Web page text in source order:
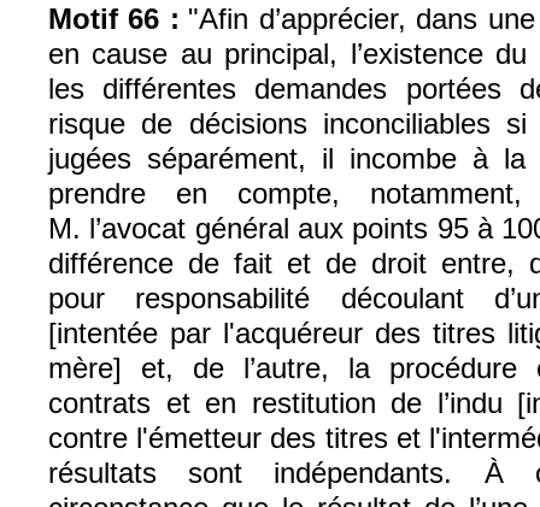
Motif 66 : "Afin d’apprécier, dans
en cause au principal, l’existence
les différentes demandes portées
risque de décisions inconciliables
jugées séparément, il incombe à la
prendre en compte,
M. l’avocat général aux points 95 à
différence de fait et de droit entre,
pour responsabilité découlant
[intentée par l'acquéreur des titres
mère] et, de l’autre, la procédure
contrats et en restitution de l’indu
contre l'émetteur des titres et
résultats sont indépendants.